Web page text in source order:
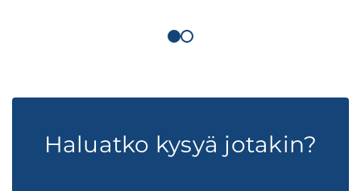
Haluatko kysyä jotakin?